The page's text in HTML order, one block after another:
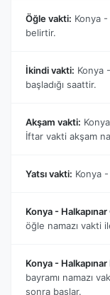
Öğle vakti: Konya -
belirtir.
İkindi vakti: Konya
başladığı saattir.
Akşam vakti:
İftar vakti akşam
Yatsı vakti: Konya
Konya - Halkapınar
öğle namazı vakti
Konya -
bayramı namazı
sonra başlar.